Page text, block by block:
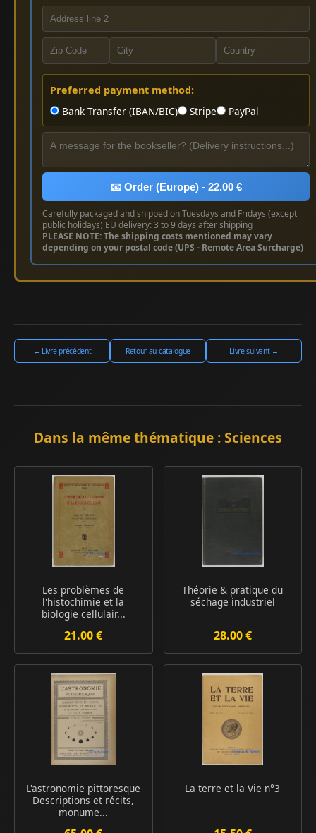
Preferred payment method:
Bank Transfer (IBAN/BIC)
Stripe PayPal
📧 Order (Europe) - 22.00 €
Carefully packaged and shipped on Tuesdays and Fridays (except
public holidays) EU delivery: 3 to 9 days after shipping
PLEASE NOTE: The shipping costs mentioned may vary
depending on your postal code (UPS - Remote Area Surcharge)
← Livre précédent Retour au catalogue Livre suivant →
Dans la même thématique : Sciences
Les problèmes de
l'histochimie et la
biologie cellulair...
21.00 €
Théorie & pratique du
séchage industriel
28.00 €
L'astronomie pittoresque
Descriptions et récits,
monume...
La terre et la Vie n°3